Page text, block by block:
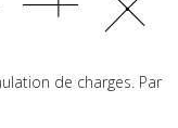
de charges. Par